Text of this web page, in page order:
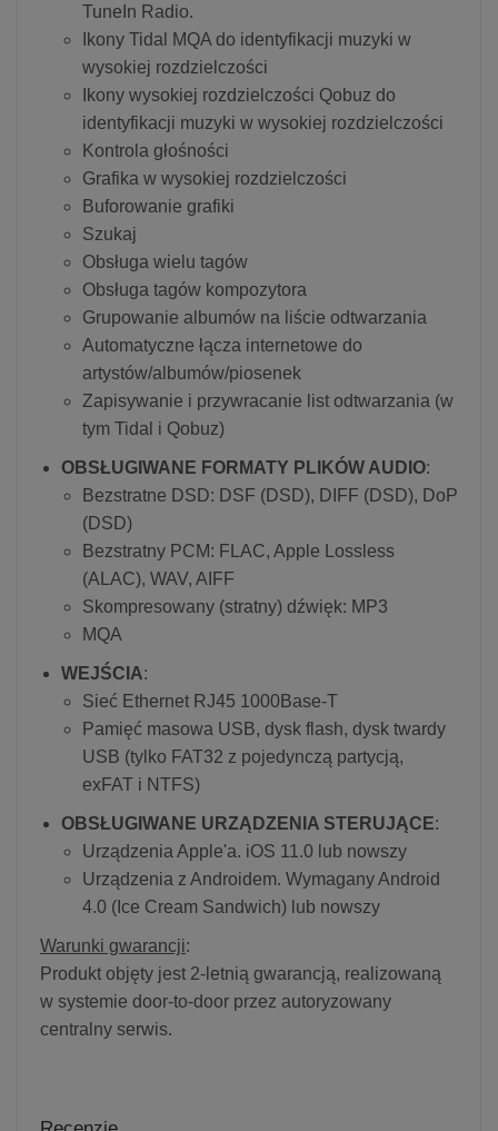
TuneIn Radio.
Ikony Tidal MQA do identyfikacji muzyki w
wysokiej rozdzielczości
Ikony wysokiej rozdzielczości Qobuz do
identyfikacji muzyki w wysokiej rozdzielczości
Kontrola głośności
Grafika w wysokiej rozdzielczości
Buforowanie grafiki
Szukaj
Obsługa wielu tagów
Obsługa tagów kompozytora
Grupowanie albumów na liście odtwarzania
Automatyczne łącza internetowe do
artystów/albumów/piosenek
Zapisywanie i przywracanie list odtwarzania (w
tym Tidal i Qobuz)
OBSŁUGIWANE FORMATY PLIKÓW AUDIO:
Bezstratne DSD: DSF (DSD), DIFF (DSD), DoP
(DSD)
Bezstratny PCM: FLAC, Apple Lossless
(ALAC), WAV, AIFF
Skompresowany (stratny) dźwięk: MP3
MQA
WEJŚCIA:
Sieć Ethernet RJ45 1000Base-T
Pamięć masowa USB, dysk flash, dysk twardy
USB (tylko FAT32 z pojedynczą partycją,
exFAT i NTFS)
OBSŁUGIWANE URZĄDZENIA STERUJĄCE:
Urządzenia Apple'a. iOS 11.0 lub nowszy
Urządzenia z Androidem. Wymagany Android
4.0 (Ice Cream Sandwich) lub nowszy
Warunki gwarancji:
Produkt objęty jest 2-letnią gwarancją, realizowaną
w systemie door-to-door przez autoryzowany
centralny serwis.